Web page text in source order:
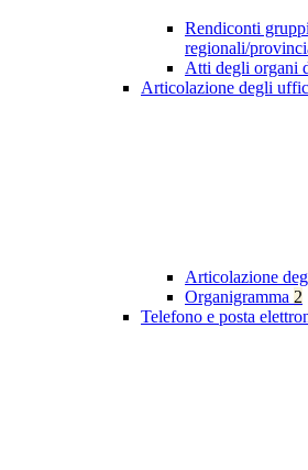
Rendiconti
regionali/
Atti degli organi
Articolazione degli
Articolazione
Organigramma 2
Telefono e posta